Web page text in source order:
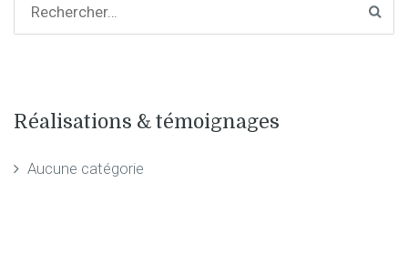
Réalisations & témoignages
Aucune catégorie